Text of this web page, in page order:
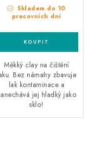
Skladem do 10
pracovních dní
Měkký clay na čištění
Bez námahy zbavuje
lak kontaminace a
jej hladký jako
sklo!